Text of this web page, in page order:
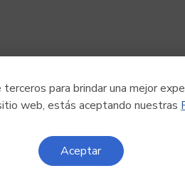
para brindar una mejor
web, estás aceptando nuestras
Aceptar